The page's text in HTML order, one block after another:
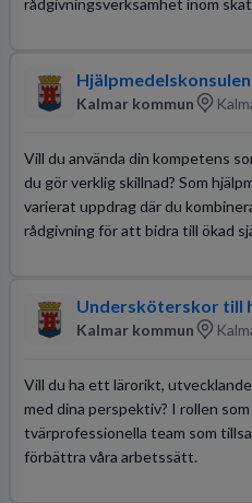
Kalmar kommun
Vill du använda din kompetens
du gör verklig skillnad? Som
varierat uppdrag där du
rådgivning för att bidra till ökad
Undersköterskor till
Kalmar kommun
Vill du ha ett lärorikt,
med dina perspektiv? I rollen
tvärprofessionella team som
förbättra våra arbetssätt.